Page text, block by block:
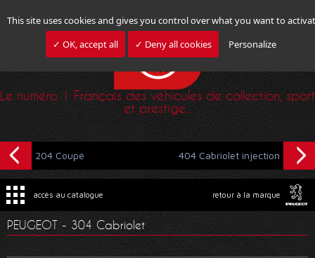
This site uses cookies and gives you control over what you want to
✓ OK, accept all
✓ Deny all cookies Personalize
Le numéro 1 Français des véhicules de collection, sport
et prestige...
204 Coupé
accès au catalogue retour à la marque
404 Cabriolet injection
PEUGEOT - 304 Cabriolet